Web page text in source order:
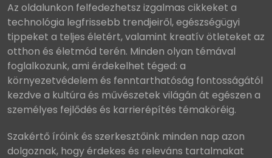
Az oldalunkon felfedezhetsz izgalmas cikkeket a
technológia legfrissebb trendjeiről, egészségügyi
tippeket a teljes életért, valamint kreatív ötleteket az
otthon és életmód terén. Minden olyan témával
foglalkozunk, ami érdekelhet téged: a
környezetvédelem és fenntarthatóság fontosságától
kezdve a kultúra és művészetek világán át egészen a
személyes fejlődés és karrierépítés témaköréig.
Szakértő íróink és szerkesztőink minden nap azon
dolgoznak, hogy érdekes és releváns tartalmakat